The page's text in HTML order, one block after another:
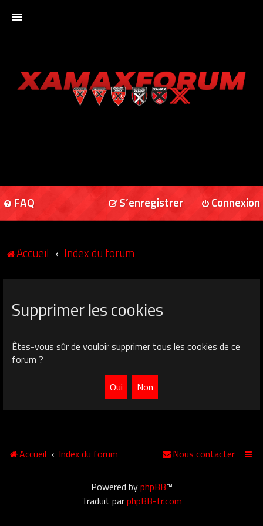
XAMAXFORUM
FAQ Connexion
S’enregistrer
Accueil Index du forum
Supprimer les cookies
Êtes-vous sûr de vouloir supprimer tous les cookies de ce
forum ?
Accueil Index du forum Nous contacter
Powered byphpBB™
Traduit parphpBB-fr.com